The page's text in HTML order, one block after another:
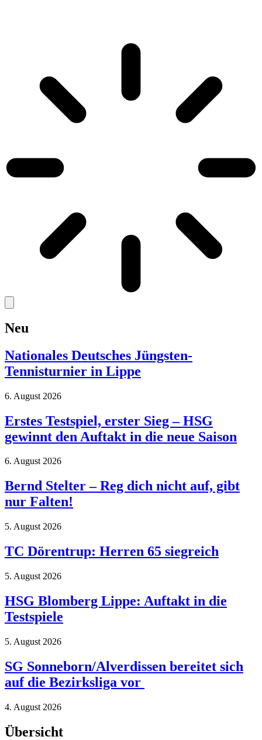
Neu
Nationales Deutsches Jüngsten-
Tennisturnier in Lippe
6. August 2026
Erstes Testspiel, erster Sieg – HSG
gewinnt den Auftakt in die neue Saison
6. August 2026
Bernd Stelter – Reg dich nicht auf, gibt
nur Falten!
5. August 2026
TC Dörentrup: Herren 65 siegreich
5. August 2026
HSG Blomberg Lippe: Auftakt in die
Testspiele
5. August 2026
SG Sonneborn/Alverdissen bereitet sich
auf die Bezirksliga vor
4. August 2026
Übersicht